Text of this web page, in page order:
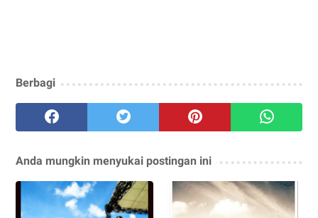
Berbagi
Anda mungkin menyukai postingan ini